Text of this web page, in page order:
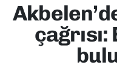
EKONOMİ
KÜLTÜR SANAT
Tüm Manşetler
Son Dakika